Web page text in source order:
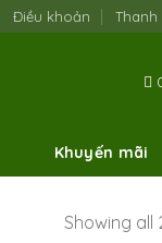
Điều khoản Thanh
Khuyến mãi
Showing all